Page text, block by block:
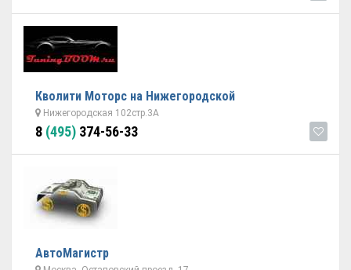
Кволити Моторс на Нижегородской
Нижегородская 102стр.3А
8 (495) 374-56-33
АвтоМагистр